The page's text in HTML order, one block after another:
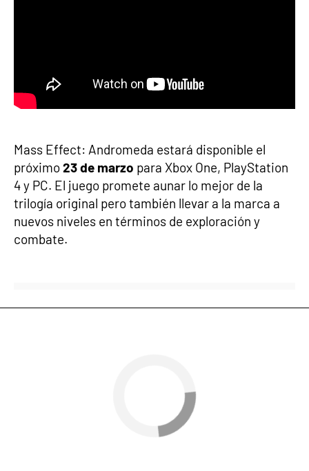
Mass Effect: Andromeda estará disponible el
próximo23 de marzo para Xbox One, PlayStation
4 y PC. El juego promete aunar lo mejor de la
trilogía original pero también llevar a la marca a
nuevos niveles en términos de exploración y
combate.